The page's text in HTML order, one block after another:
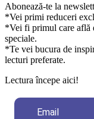
Abonează-te la
*Vei primi reduceri
*Vei fi primul care află
speciale.
*Te vei bucura de
lecturi preferate.
Lectura începe aici!